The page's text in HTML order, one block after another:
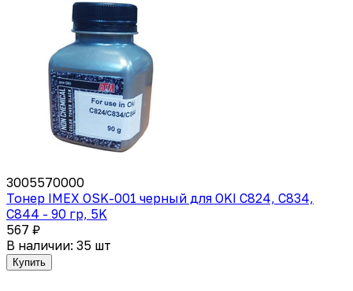
3005570000
Тонер IMEX OSK-001 черный для OKI C824, C834,
C844 - 90 гр, 5K
567 ₽
В наличии: 35 шт
Купить